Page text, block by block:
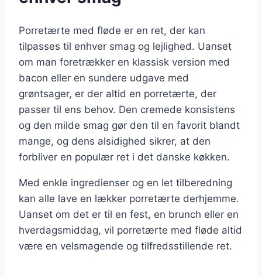
Porretærte med fløde er en ret, der kan
tilpasses til enhver smag og lejlighed. Uanset
om man foretrækker en klassisk version med
bacon eller en sundere udgave med
grøntsager, er der altid en porretærte, der
passer til ens behov. Den cremede konsistens
og den milde smag gør den til en favorit blandt
mange, og dens alsidighed sikrer, at den
forbliver en populær ret i det danske køkken.
Med enkle ingredienser og en let tilberedning
kan alle lave en lækker porretærte derhjemme.
Uanset om det er til en fest, en brunch eller en
hverdagsmiddag, vil porretærte med fløde altid
være en velsmagende og tilfredsstillende ret.